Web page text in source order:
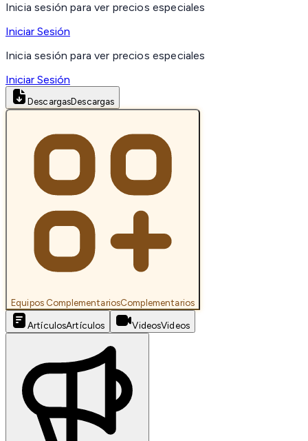
Inicia sesión para ver precios especiales
Iniciar Sesión
Inicia sesión para ver precios especiales
Iniciar Sesión
DescargasDescargas
Equipos ComplementariosComplementarios
ArtículosArtículos VideosVideos